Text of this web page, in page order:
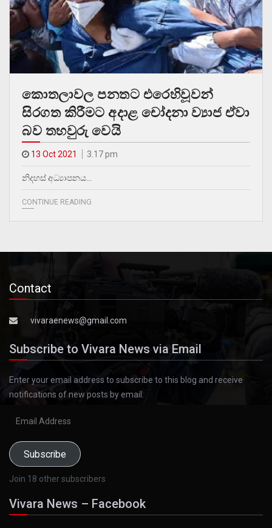
කොතලාවල පනතට එරෙහිවූවන්
සිරගත කිරීමට අදාළ චෝදනා ව්‍යාජ ඒවා
බව තහවුරු වෙයි
13 Oct 2021 3.17 pm
නිදහස් අධ්‍යාපනය…
CONTINUE READING
Contact
vivaraenews@gmail.com
Subscribe to Vivara News via Email
Enter your email address to subscribe to this blog and receive
notifications of new posts by email.
Subscribe
Join 18 other subscribers
Vivara News – Facebook